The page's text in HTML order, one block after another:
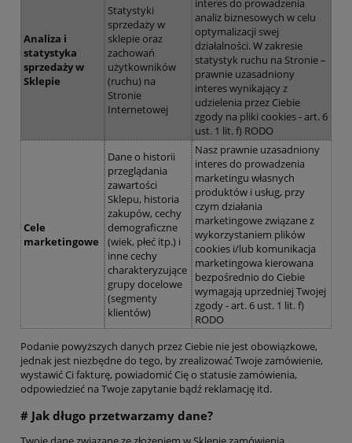
Analiza i
statystyka
sprzedaży w
Sklepie
Statystyki
sprzedaży w
sklepie oraz
zachowań
użytkowników
(ruchu) na
Stronie
Internetowej
interes do prowadzenia
analiz biznesowych w celu
optymalizacji swej
działalności. W zakresie
statystyk ruchu na Stronie –
prawnie uzasadniony
interes wynikający z
udzielenia przez Ciebie
zgody na pliki cookies - art. 6
ust. 1 lit. f) RODO
Cele
marketingowe
Dane o historii
przeglądania
zawartości
Sklepu, historia
zakupów, cechy
demograficzne
(wiek, płeć itp.) i
inne cechy
charakteryzujące
grupy docelowe
(segmenty
klientów)
Nasz prawnie uzasadniony
interes do prowadzenia
marketingu własnych
produktów i usług, przy
czym działania
marketingowe związane z
wykorzystaniem plików
cookies i/lub komunikacja
marketingowa kierowana
bezpośrednio do Ciebie
wymagają uprzedniej Twojej
zgody - art. 6 ust. 1 lit. f)
RODO
Podanie powyższych danych przez Ciebie nie jest obowiązkowe,
jednak jest niezbędne do tego, by zrealizować Twoje zamówienie,
wystawić Ci fakturę, powiadomić Cię o statusie zamówienia,
odpowiedzieć na Twoje zapytanie bądź reklamację itd.
# Jak długo przetwarzamy dane?